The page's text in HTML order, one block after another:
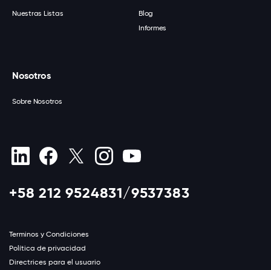
Nuestras Listas
Blog
Informes
Nosotros
Sobre Nosotros
+58 212 9524831/9537383
Terminos y Condiciones
Política de privacidad
Directrices para el usuario